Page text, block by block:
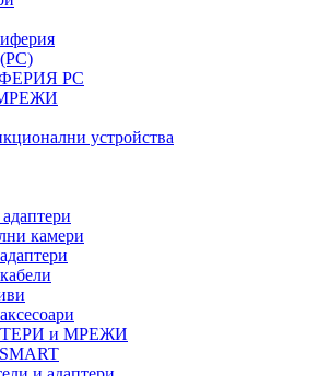
PC
устройства
камери
и МРЕЖИ